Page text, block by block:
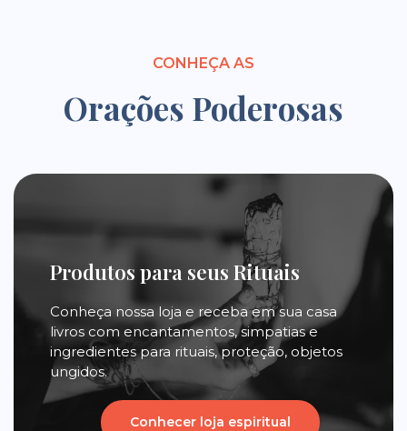
CONHEÇA AS
Orações Poderosas
Produtos para seus Rituais
Conheça nossa loja e receba em sua casa
livros com encantamentos, simpatias e
ingredientes para rituais, proteção, objetos
ungidos.
Conhecer loja espiritual